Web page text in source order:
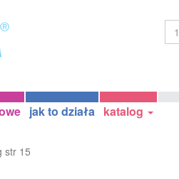
jak to działa katalog
str 15